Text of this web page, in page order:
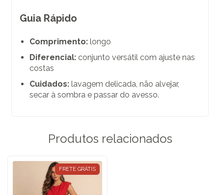
Guia Rápido
Comprimento: longo
Diferencial: conjunto versátil com ajuste nas
costas
Cuidados: lavagem delicada, não alvejar,
secar à sombra e passar do avesso.
Produtos relacionados
FRETE GRÁTIS